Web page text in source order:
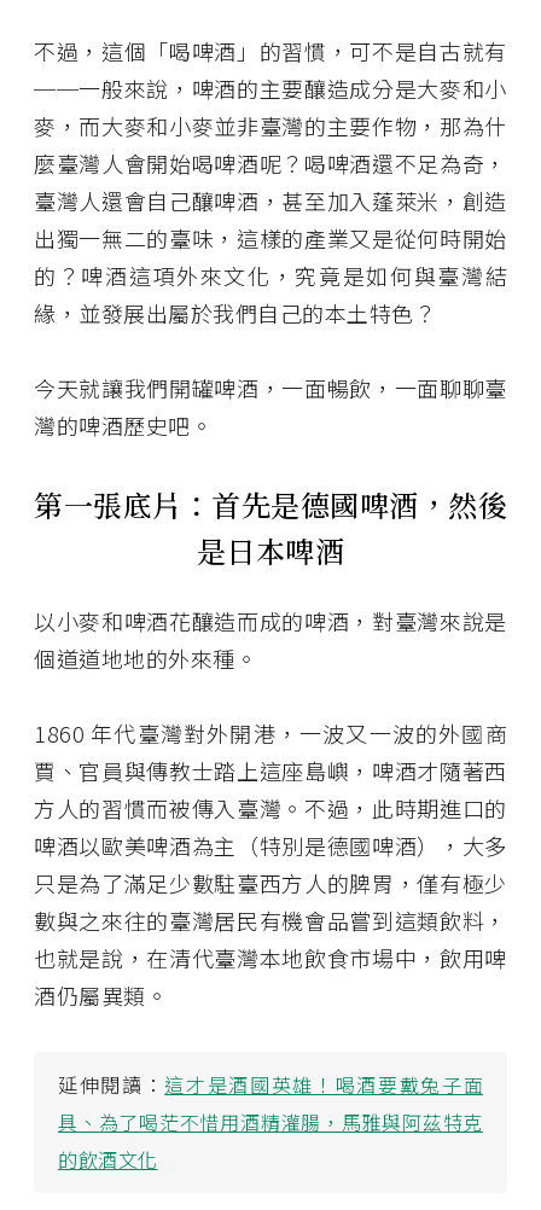
不過，這個「喝啤酒」的習慣，可不是自古就有
──一般來說，啤酒的主要釀造成分是大麥和小
麥，而大麥和小麥並非臺灣的主要作物，那為什
麼臺灣人會開始喝啤酒呢？喝啤酒還不足為奇，
臺灣人還會自己釀啤酒，甚至加入蓬萊米，創造
出獨一無二的臺味，這樣的產業又是從何時開始
的？啤酒這項外來文化，究竟是如何與臺灣結
緣，並發展出屬於我們自己的本土特色？
今天就讓我們開罐啤酒，一面暢飲，一面聊聊臺
灣的啤酒歷史吧。
第一張底片：首先是德國啤酒，然後
是日本啤酒
以小麥和啤酒花釀造而成的啤酒，對臺灣來說是
個道道地地的外來種。
1860 年代臺灣對外開港，一波又一波的外國商
賈、官員與傳教士踏上這座島嶼，啤酒才隨著西
方人的習慣而被傳入臺灣。不過，此時期進口的
啤酒以歐美啤酒為主（特別是德國啤酒），大多
只是為了滿足少數駐臺西方人的脾胃，僅有極少
數與之來往的臺灣居民有機會品嘗到這類飲料，
也就是說，在清代臺灣本地飲食市場中，飲用啤
酒仍屬異類。
延伸閱讀： 這才是酒國英雄！喝酒要戴兔子面
具、為了喝茫不惜用酒精灌腸，馬雅與阿茲特克
的飲酒文化